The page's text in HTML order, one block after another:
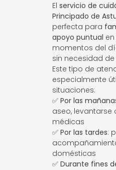
El servicio de
Principado de
perfecta para
apoyo puntual
momentos del
sin necesidad
Este tipo de
especialmente
situaciones:
✅ Por las
aseo, levantarse
médicas
✅ Por las tardes:
domésticas
✅ Durante fines